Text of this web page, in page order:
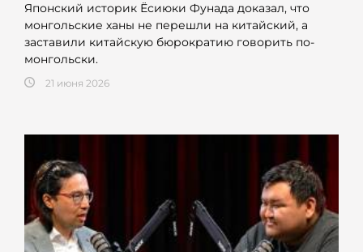
Японский историк Ёсиюки Фунада доказал, что
монгольские ханы не перешли на китайский, а
заставили китайскую бюрократию говорить по-
монгольски.
21 июня 2026